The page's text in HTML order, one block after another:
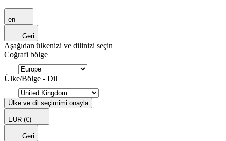
en
Geri
Aşağıdan ülkenizi ve dilinizi seçin
Coğrafi bölge
Ülke/Bölge - Dil
Ülke ve dil seçimimi onayla
EUR (€)
Geri